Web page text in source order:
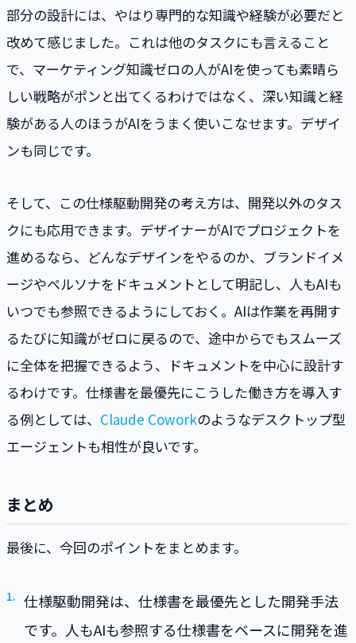
部分の設計には、やはり専門的な知識や経験が必要だと
改めて感じました。これは他のタスクにも言えること
で、マーケティング知識ゼロの人がAIを使っても素晴ら
しい戦略がポンと出てくるわけではなく、深い知識と経
験がある人のほうがAIをうまく使いこなせます。デザイ
ンも同じです。
そして、この仕様駆動開発の考え方は、開発以外のタス
クにも応用できます。デザイナーがAIでプロジェクトを
進めるなら、どんなデザインをやるのか、ブランドイメ
ージやペルソナをドキュメントとして明記し、人もAIも
いつでも参照できるようにしておく。AIは作業を再開す
るたびに知識がゼロに戻るので、途中からでもスムーズ
に全体を把握できるよう、ドキュメントを中心に設計す
るわけです。仕様書を最優先にこうした働き方を導入す
る例としては、 Claude Coworkのようなデスクトップ型
エージェントも相性が良いです。
まとめ
最後に、今回のポイントをまとめます。
仕様駆動開発は、仕様書を最優先とした開発手法
です。人もAIも参照する仕様書をベースに開発を進